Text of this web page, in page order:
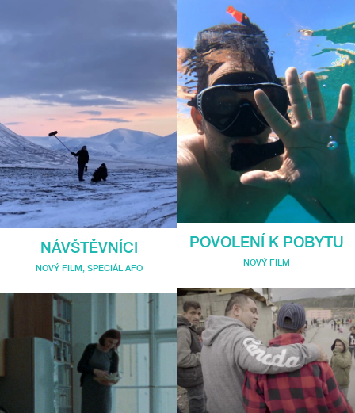
NÁVŠTĚVNÍCI
NOVÝ FILM, SPECIÁL AFO
POVOLENÍ K POBYTU
NOVÝ FILM